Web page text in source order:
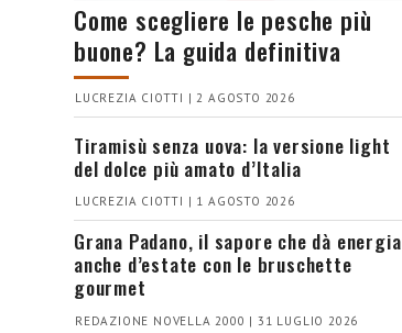
Come scegliere le pesche più
buone? La guida definitiva
LUCREZIA CIOTTI | 2 AGOSTO 2026
Tiramisù senza uova: la versione light
del dolce più amato d’Italia
LUCREZIA CIOTTI | 1 AGOSTO 2026
Grana Padano, il sapore che dà energia
anche d’estate con le bruschette
gourmet
REDAZIONE NOVELLA 2000 | 31 LUGLIO 2026